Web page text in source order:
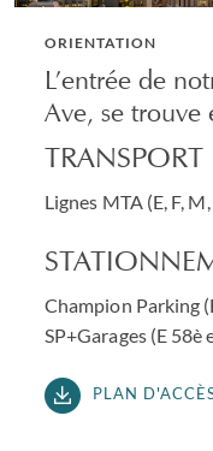
ORIENTATION
L’entrée de
Ave, se trouve
TRANSPORT
Lignes MTA (E, F,
Champion Parking
SP+Garages (E
PLAN